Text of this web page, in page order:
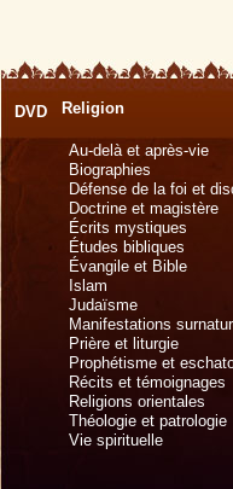
DVD Religion
Au-delà et après-vie
Biographies
Défense de la foi et
Doctrine et magistère
Écrits mystiques
Études bibliques
Évangile et Bible
Islam
Judaïsme
Manifestations
Prière et liturgie
Prophétisme et
Récits et témoignages
Religions orientales
Théologie et patrologie
Vie spirituelle